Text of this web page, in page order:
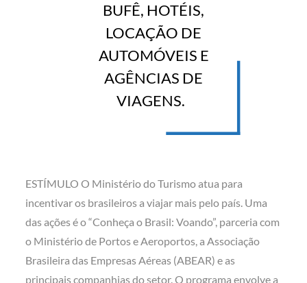
BUFÊ, HOTÉIS,
LOCAÇÃO DE
AUTOMÓVEIS E
AGÊNCIAS DE
VIAGENS.
ESTÍMULO O Ministério do Turismo atua para
incentivar os brasileiros a viajar mais pelo país. Uma
das ações é o “Conheça o Brasil: Voando”, parceria com
o Ministério de Portos e Aeroportos, a Associação
Brasileira das Empresas Aéreas (ABEAR) e as
principais companhias do setor. O programa envolve a